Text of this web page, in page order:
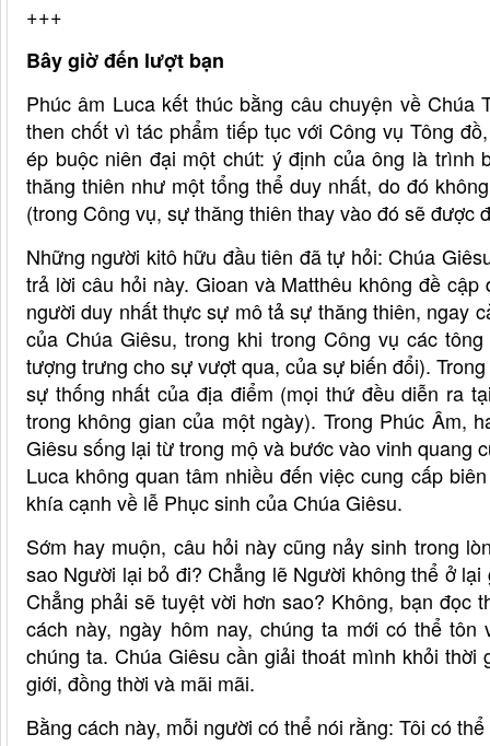
+++
Bây giờ đến lượt bạn
Phúc âm Luca kết thúc bằng câu chuyện về
then chốt vì tác phẩm tiếp tục với Công vụ Tông
ép buộc niên đại một chút: ý định của ông là
thăng thiên như một tổng thể duy nhất, do đó
(trong Công vụ, sự thăng thiên thay vào đó sẽ được
Những người kitô hữu đầu tiên đã tự hỏi: Chúa
trả lời câu hỏi này. Gioan và Matthêu không đề
người duy nhất thực sự mô tả sự thăng thiên, ngay
của Chúa Giêsu, trong khi trong Công vụ các
tượng trưng cho sự vượt qua, của sự biến đổi).
sự thống nhất của địa điểm (mọi thứ đều diễn ra
trong không gian của một ngày). Trong Phúc Âm,
Giêsu sống lại từ trong mộ và bước vào vinh quang
Luca không quan tâm nhiều đến việc cung cấp
khía cạnh về lễ Phục sinh của Chúa Giêsu.
Sớm hay muộn, câu hỏi này cũng nảy sinh trong
sao Người lại bỏ đi? Chẳng lẽ Người không thể ở
Chẳng phải sẽ tuyệt vời hơn sao? Không, bạn đọc
cách này, ngày hôm nay, chúng ta mới có thể
chúng ta. Chúa Giêsu cần giải thoát mình khỏi
giới, đồng thời và mãi mãi.
Bằng cách này, mỗi người có thể nói rằng: Tôi có